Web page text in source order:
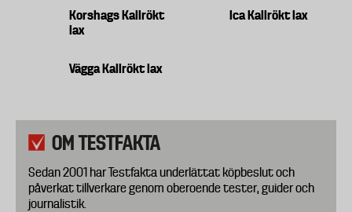
Korshags Kallrökt
lax
Ica Kallrökt lax
Vägga Kallrökt lax
OM TESTFAKTA
Sedan 2001 har Testfakta underlättat köpbeslut och
påverkat tillverkare genom oberoende tester, guider och
journalistik.